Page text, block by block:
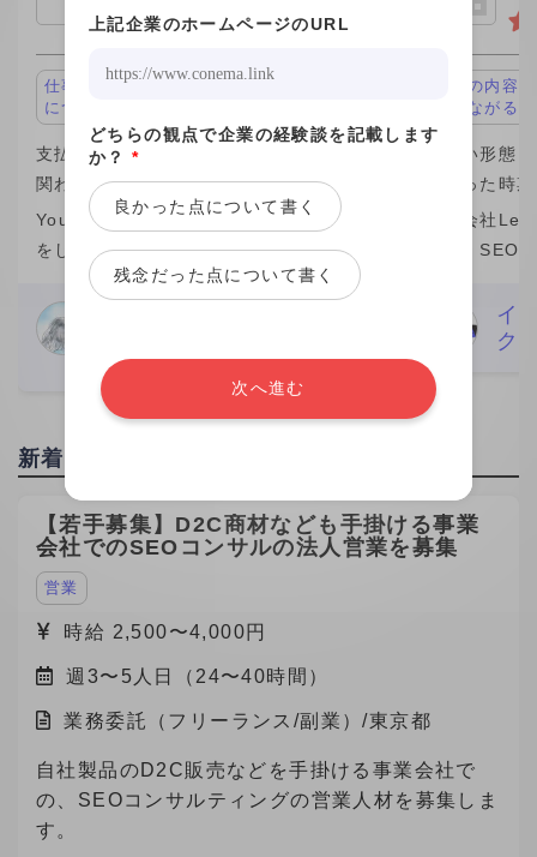
仕事の内容が面白い、キャリアアップ
につながる
支払い形態：1制作 ￥10,000
関わった時期：2026年
YouTubeなどを中心に動画編集の業務
をしています。 私自身、この1年間(仕
事の期間）は成長を感じられた期間で
素直に嬉しいです。 そのきっかけをく
れたのがビデオチューブさんでした。
実は、最初にネット
29歳
仕事の内容
につながる
支払い形態
関わった時
株式会社
では、SEO
ら分析改善
た。特に、
ワード設計
イ
ク
新着の募集
【若手募集】D2C商材なども手掛ける事業
会社でのSEOコンサルの法人営業を募集
営業
時給 2,500〜4,000円
週3〜5人日（24〜40時間）
業務委託（フリーランス/副業）/東京都
自社製品のD2C販売などを手掛ける事業会社で
の、SEOコンサルティングの営業人材を募集しま
す。
上記企業のホームページのURL
どちらの観点で企業の経験談を記載します
か？
*
良かった点について書く
残念だった点について書く
次へ進む